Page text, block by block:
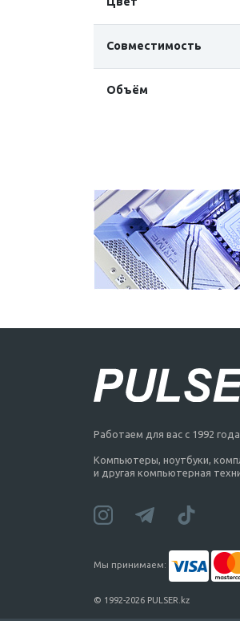
Совместимость
Объём
Работаем для вас с 1992
Компьютеры, ноутбуки,
и другая компьютерная
Мы принимаем:
© 1992-2026 PULSER.kz